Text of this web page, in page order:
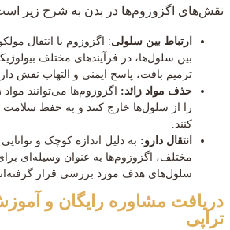
نقش‌های اگزوزوم‌ها در بدن به شرح زیر
ارتباط بین سلولی: اگزوزوم با انتقال
بین سلول‌ها، در فرآیندهای مختلف
ترمیم بافت، پاسخ ایمنی و التهاب نقش
حذف مواد زائد: اگزوزوم‌ها می‌توانند
را از سلول‌ها خارج کنند و به حفظ
کنند.
انتقال دارو: به دلیل اندازه کوچک و توانایی
مختلف، اگزوزوم‌ها به عنوان وسیله‌ای برای
سلول‌های هدف مورد بررسی قرار
دریافت مشاوره رایگان و
تراپی